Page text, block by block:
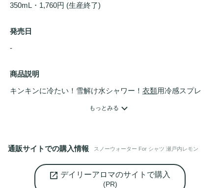
350mL・1,760円 (生産終了)
発売日
-
商品説明
キンキンに冷たい！雪解け水シャワー！ 衣類用冷感スプレ
グロブルをはじめ緑茶エキス・柿渋エキスなど植物由来の消
臭成分を中心に配合しました。暑い季節の通勤に、運動後の
エチケットに、お子様とのお出かけ、リフレッシュしたいと
もっとみる
通販サイトでの購入情報 スノーウォーター For シャツ 瀬戸内レモン
デイリーアロマのサイトで購入
(PR)